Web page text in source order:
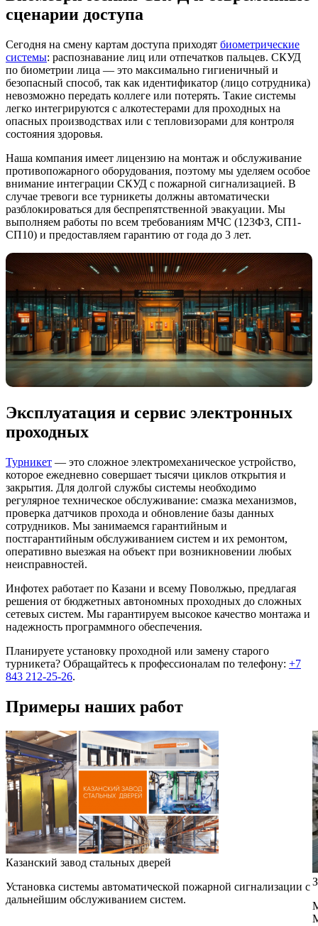
сценарии доступа
Сегодня на смену картам доступа приходят биометрические
системы: распознавание лиц или отпечатков пальцев. СКУД
по биометрии лица — это максимально гигиеничный и
безопасный способ, так как идентификатор (лицо сотрудника)
невозможно передать коллеге или потерять. Такие системы
легко интегрируются с алкотестерами для проходных на
опасных производствах или с тепловизорами для контроля
состояния здоровья.
Наша компания имеет лицензию на монтаж и обслуживание
противопожарного оборудования, поэтому мы уделяем особое
внимание интеграции СКУД с пожарной сигнализацией. В
случае тревоги все турникеты должны автоматически
разблокироваться для беспрепятственной эвакуации. Мы
выполняем работы по всем требованиям МЧС (123ФЗ, СП1-
СП10) и предоставляем гарантию от года до 3 лет.
Эксплуатация и сервис электронных
проходных
Турникет — это сложное электромеханическое устройство,
которое ежедневно совершает тысячи циклов открытия и
закрытия. Для долгой службы системы необходимо
регулярное техническое обслуживание: смазка механизмов,
проверка датчиков прохода и обновление базы данных
сотрудников. Мы занимаемся гарантийным и
постгарантийным обслуживанием систем и их ремонтом,
оперативно выезжая на объект при возникновении любых
неисправностей.
Инфотех работает по Казани и всему Поволжью, предлагая
решения от бюджетных автономных проходных до сложных
сетевых систем. Мы гарантируем высокое качество монтажа и
надежность программного обеспечения.
Планируете установку проходной или замену старого
турникета? Обращайтесь к профессионалам по телефону: +7
843 212-25-26.
Примеры наших работ
Казанский завод стальных дверей
Установка системы автоматической пожарной сигнализации с
дальнейшим обслуживанием систем.